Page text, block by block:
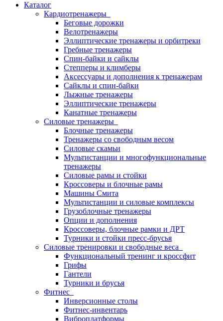
Каталог
Кардиотренажеры
Беговые дорожки
Велотренажеры
Эллиптические тренажеры и орбитреки
Гребные тренажеры
Спин-байки и сайклы
Степперы и климберы
Аксессуары и дополнения к тренажерам
Сайклы и спин-байки
Лыжные тренажеры
Эллиптические тренажеры
Канатные тренажеры
Силовые тренажеры
Блочные тренажеры
Тренажеры со свободным весом
Силовые скамьи
Мультистанции и многофункциональные
тренажеры
Силовые рамы и стойки
Кроссоверы и блочные рамы
Машины Смита
Мультистанции и силовые комплексы
Грузоблочные тренажеры
Опции и дополнения
Кроссоверы, блочные рамки и ДРТ
Турники и стойки пресс-брусья
Силовые тренировки и свободные веса
Функциональный тренинг и кроссфит
Грифы
Гантели
Турники и брусья
Фитнес
Инверсионные столы
Фитнес-инвентарь
Виброплатформы